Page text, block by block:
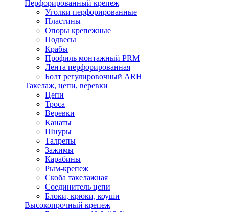
Перфорированный крепеж
Уголки перфорированные
Пластины
Опоры крепежные
Подвесы
Крабы
Профиль монтажный PRM
Лента перфорированная
Болт регулировочный ARH
Такелаж, цепи, веревки
Цепи
Троса
Веревки
Канаты
Шнуры
Талрепы
Зажимы
Карабины
Рым-крепеж
Скоба такелажная
Соединитель цепи
Блоки, крюки, коуши
Высокопрочный крепеж